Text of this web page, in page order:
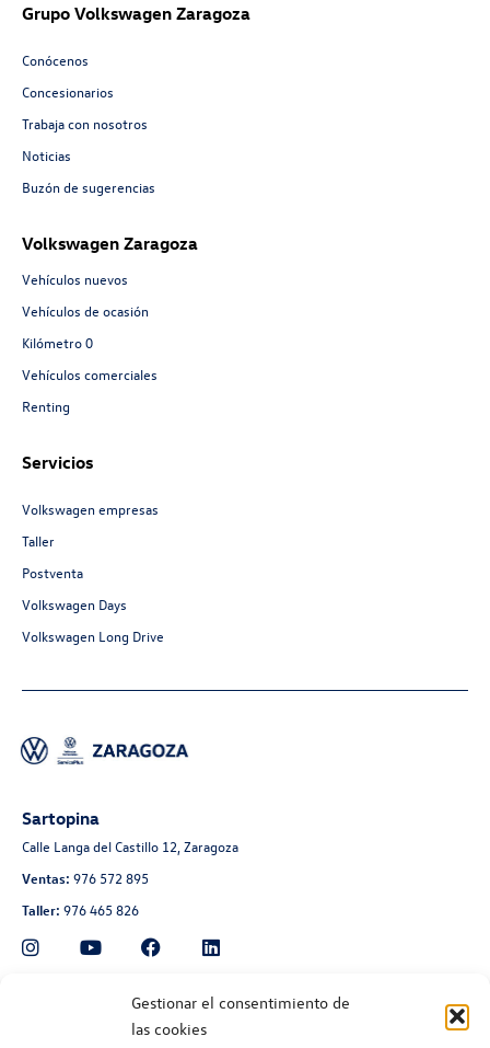
Gestionar el consentimiento de
las cookies
Grupo Volkswagen Zaragoza
Conócenos
Concesionarios
Trabaja con nosotros
Noticias
Buzón de sugerencias
Volkswagen Zaragoza
Vehículos nuevos
Vehículos de ocasión
Kilómetro 0
Vehículos comerciales
Renting
Servicios
Volkswagen empresas
Taller
Postventa
Volkswagen Days
Volkswagen Long Drive
Sartopina
Calle Langa del Castillo 12, Zaragoza
Ventas: 976 572 895
Taller: 976 465 826
Automoción Aragonesa
Avenida de Navarra 135, Zaragoza